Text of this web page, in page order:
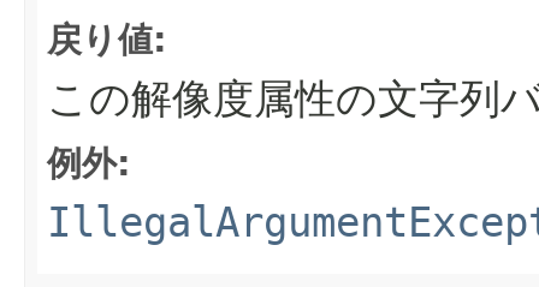
戻り値:
この解像度属性の文字列
例外: